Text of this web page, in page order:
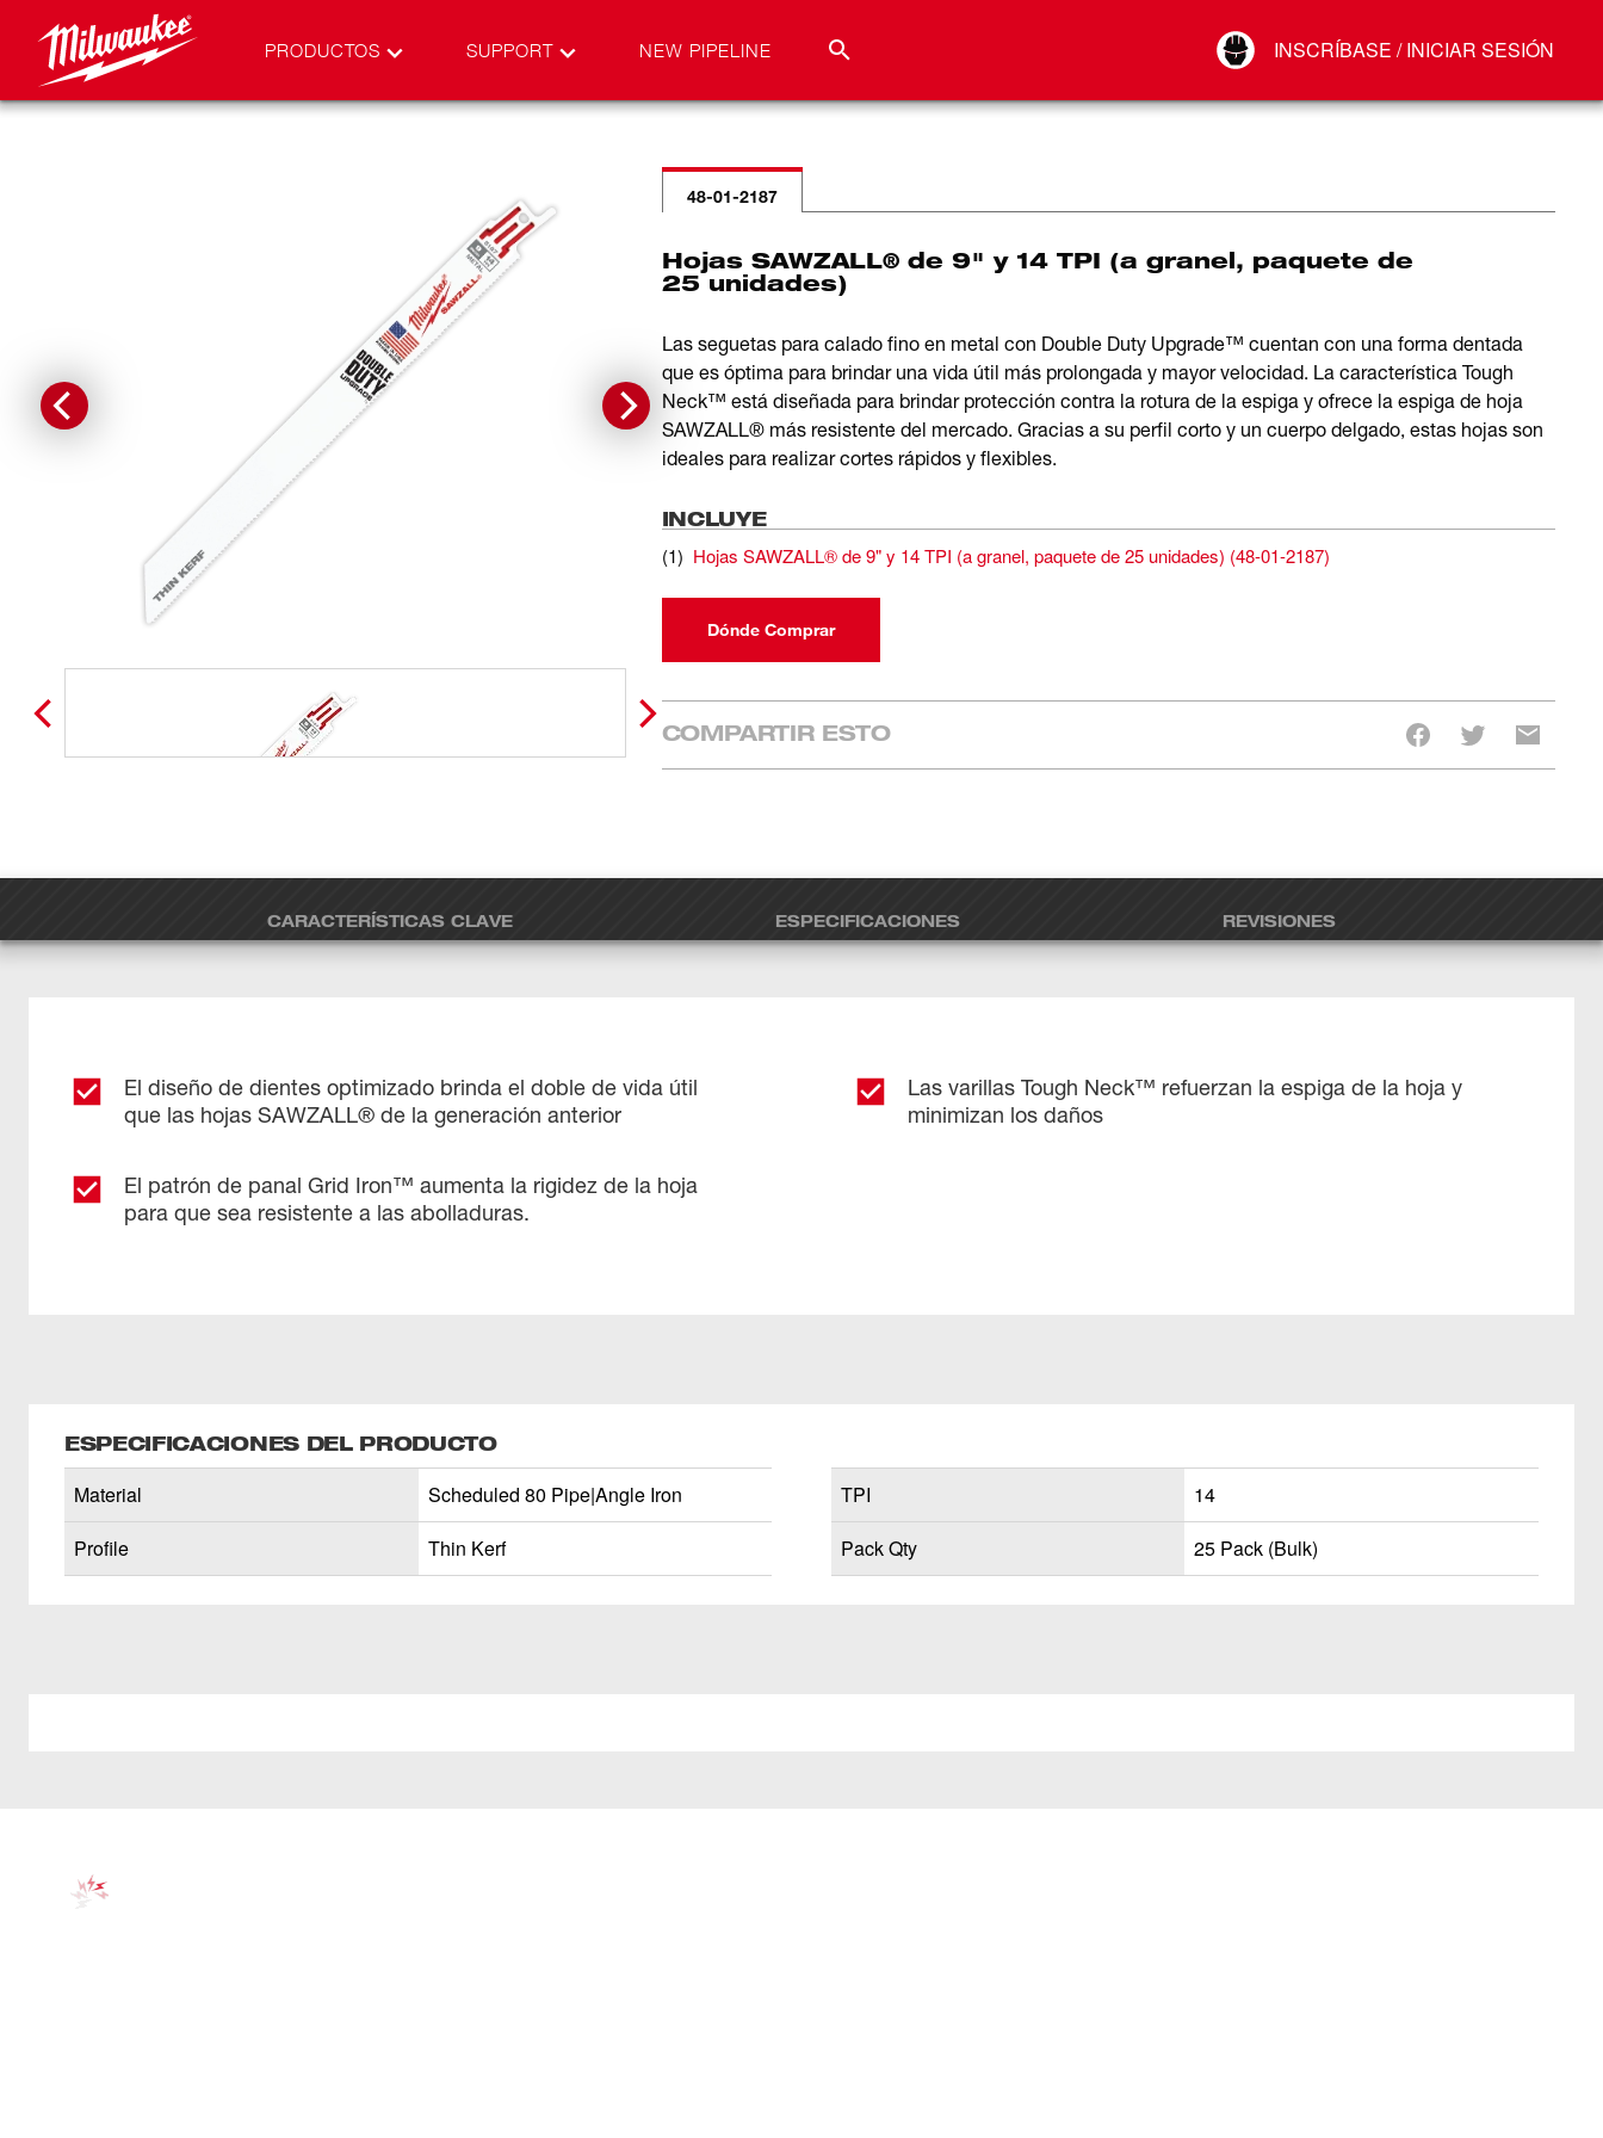
PRODUCTOS SUPPORT NEW PIPELINE INSCRÍBASE / INICIAR SESIÓN
Conectar
48-01-2187
Hojas SAWZALL® de 9" y 14 TPI (a granel, paquete de
25 unidades)
Las seguetas para calado fino en metal con Double Duty Upgrade™ cuentan con una forma dentada
que es óptima para brindar una vida útil más prolongada y mayor velocidad. La característica Tough
Neck™ está diseñada para brindar protección contra la rotura de la espiga y ofrece la espiga de hoja
SAWZALL® más resistente del mercado. Gracias a su perfil corto y un cuerpo delgado, estas hojas son
ideales para realizar cortes rápidos y flexibles.
INCLUYE
(1) Hojas SAWZALL® de 9" y 14 TPI (a granel, paquete de 25 unidades) (48-01-2187)
Dónde Comprar
COMPARTIR ESTO
CARACTERÍSTICAS CLAVE ESPECIFICACIONES REVISIONES
El diseño de dientes optimizado brinda el doble de vida útil
que las hojas SAWZALL® de la generación anterior
Las varillas Tough Neck™ refuerzan la espiga de la hoja y
minimizan los daños
El patrón de panal Grid Iron™ aumenta la rigidez de la hoja
para que sea resistente a las abolladuras.
ESPECIFICACIONES DEL PRODUCTO
Material
Scheduled 80 Pipe|Angle Iron
Profile
Thin Kerf
TPI
14
Pack Qty
25 Pack (Bulk)